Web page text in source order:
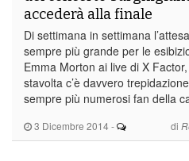
3 Dicembre 2014 - di
accederà alla finale
Di settimana in settimana
sempre più grande per le
Emma Morton ai live di X
stavolta c’è davvero
sempre più numerosi fan della